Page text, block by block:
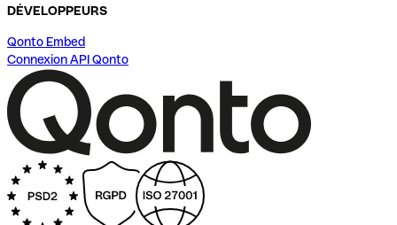
DÉVELOPPEURS
Qonto Embed
Connexion API Qonto